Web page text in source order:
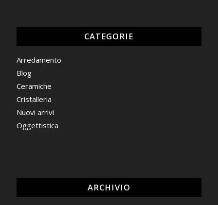
CATEGORIE
Arredamento
Blog
Ceramiche
Cristalleria
Nuovi arrivi
Oggettistica
ARCHIVIO